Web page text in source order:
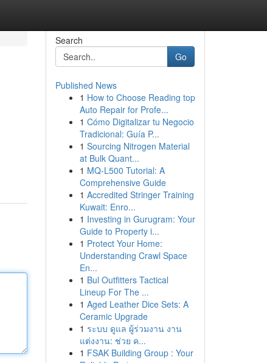
Search
Go
Published News
1 How to Choose Reading top
Auto Repair for Profe...
1 Cómo Digitalizar tu Negocio
Tradicional: Guía P...
1 Sourcing Nitrogen Material
at Bulk Quant...
1 MQ-L500 Tutorial: A
Comprehensive Guide
1 Accredited Stringer Training
Kuwait: Enro...
1 Investing in Gurugram: Your
Guide to Property i...
1 Protect Your Home:
Understanding Crawl Space
En...
1 Bul Outfitters Tactical
Lineup For The ...
1 Aged Leather Dice Sets: A
Ceramic Upgrade
1 ระบบ ดูแล ผู้ร่วมงาน งาน
แต่งงาน: ช่วย ค...
1 FSAK Building Group : Your